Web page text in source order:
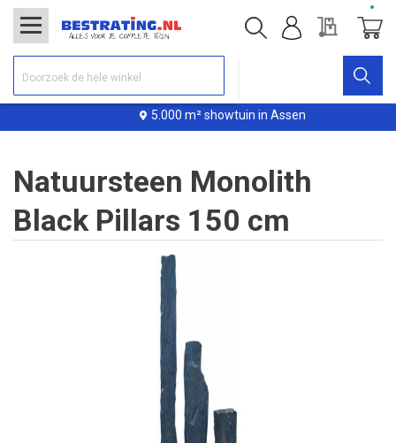
5.000 m² showtuin in Assen
Offerte
Natuursteen Monolith
Black Pillars 150 cm